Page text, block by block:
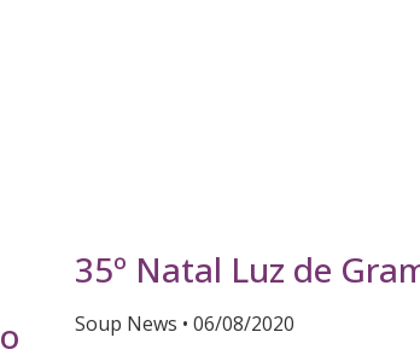
35º Natal Luz de
Soup News 06/08/2020